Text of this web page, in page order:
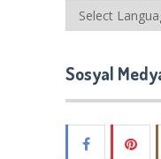
Sosyal